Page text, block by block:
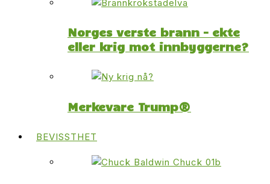
Norges verste brann – ekte
eller krig mot innbyggerne?
Merkevare Trump®
BEVISSTHET